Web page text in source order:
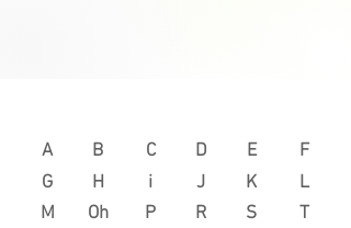
A
G
M
B
H
Oh
C D
E
i
J
K
P
R
S
F
L
T